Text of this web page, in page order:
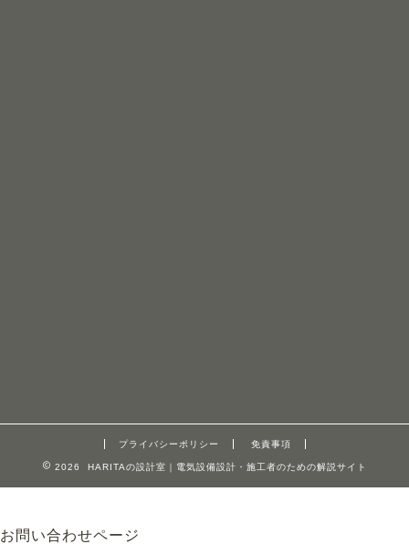
プライバシーポリシー 免責事項
2026 HARITAの設計室｜電気設備設計・施工者のための解説サイト
お問い合わせページ